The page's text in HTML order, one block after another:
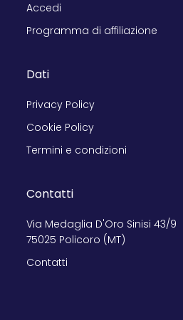
Accedi
Programma di affiliazione
Dati
Privacy Policy
Cookie Policy
Termini e condizioni
Contatti
Via Medaglia D'Oro Sinisi 43/9
75025 Policoro (MT)
Contatti